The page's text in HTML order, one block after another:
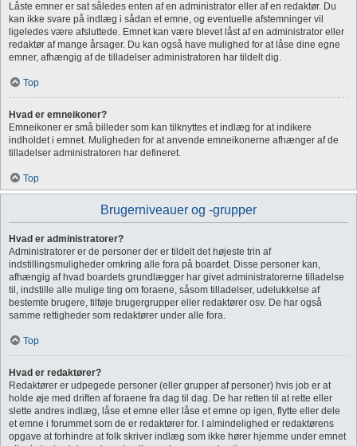
Låste emner er sat således enten af en administrator eller af en redaktør. Du
kan ikke svare på indlæg i sådan et emne, og eventuelle afstemninger vil
ligeledes være afsluttede. Emnet kan være blevet låst af en administrator eller
redaktør af mange årsager. Du kan også have mulighed for at låse dine egne
emner, afhængig af de tilladelser administratoren har tildelt dig.
Top
Hvad er emneikoner?
Emneikoner er små billeder som kan tilknyttes et indlæg for at indikere
indholdet i emnet. Muligheden for at anvende emneikonerne afhænger af de
tilladelser administratoren har defineret.
Top
Brugerniveauer og -grupper
Hvad er administratorer?
Administratorer er de personer der er tildelt det højeste trin af
indstillingsmuligheder omkring alle fora på boardet. Disse personer kan,
afhængig af hvad boardets grundlægger har givet administratorerne tilladelse
til, indstille alle mulige ting om foraene, såsom tilladelser, udelukkelse af
bestemte brugere, tilføje brugergrupper eller redaktører osv. De har også
samme rettigheder som redaktører under alle fora.
Top
Hvad er redaktører?
Redaktører er udpegede personer (eller grupper af personer) hvis job er at
holde øje med driften af foraene fra dag til dag. De har retten til at rette eller
slette andres indlæg, låse et emne eller låse et emne op igen, flytte eller dele
et emne i forummet som de er redaktører for. I almindelighed er redaktørens
opgave at forhindre at folk skriver indlæg som ikke hører hjemme under emnet